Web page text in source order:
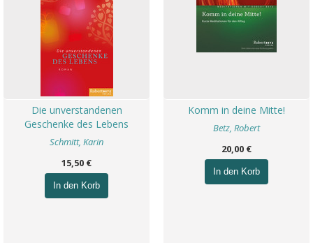
Die unverstandenen
Geschenke des Lebens
Schmitt, Karin
15,50 €
In den Korb
Komm in deine Mitte!
Betz, Robert
20,00 €
In den Korb